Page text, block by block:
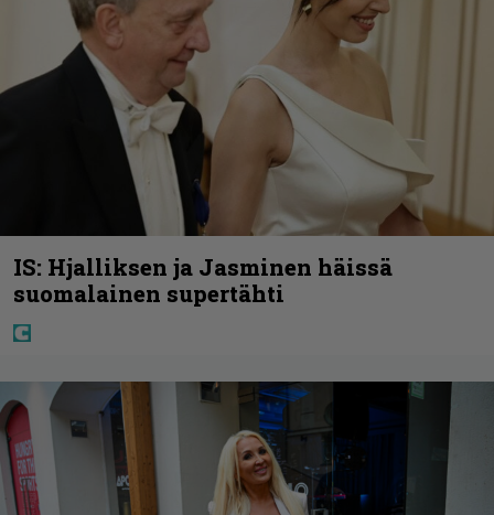
IS: Hjalliksen ja Jasminen häissä
suomalainen supertähti